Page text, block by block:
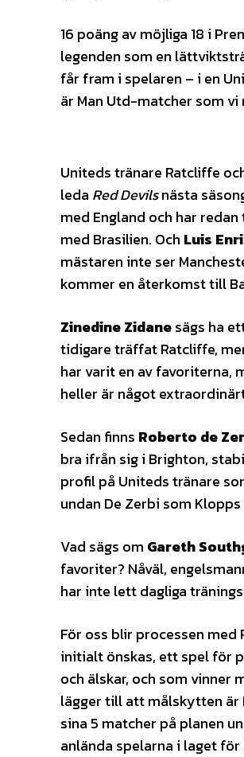
16 poäng av möjliga 18 i
legenden som en
får fram i spelaren – i en
är Man Utd-matcher som vi
Uniteds tränare Ratcliffe
leda Red Devilsnästa
med England och har
med Brasilien. Och Luis
mästaren inte ser
kommer en återkomst till
Zinedine Zidanesägs ha
tidigare träffat Ratcliffe,
har varit en av favoriterna,
heller är något
Sedan finns Roberto de
bra ifrån sig i Brighton,
profil på Uniteds tränare
undan De Zerbi som
Vad sägs om Gareth
favoriter? Nåväl,
har inte lett dagliga
För oss blir processen med
initialt önskas, ett spel för
och älskar, och som vinner
lägger till att målskytten är
sina 5 matcher på planen
anlända spelarna i laget för